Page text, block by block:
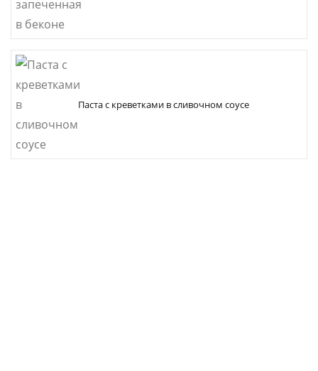
Паста с креветками в сливочном соусе